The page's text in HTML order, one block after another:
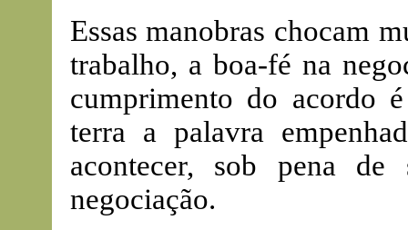
Essas manobras chocam
trabalho, a boa-fé na
cumprimento do acordo
terra a palavra
acontecer, sob pena de
negociação.